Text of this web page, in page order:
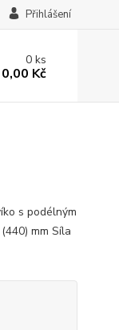
Přihlášení
0ks
0,00 Kč
s podélným
mm Síla